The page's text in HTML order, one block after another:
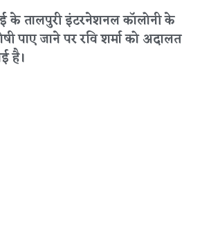
के तालपुरी इंटरनेशनल कॉलोनी के
पाए जाने पर रवि शर्मा को अदालत
है।